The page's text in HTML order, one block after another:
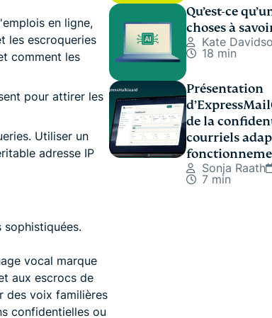
en ligne,
les escroqueries
comment les
pour attirer les
Utiliser un
adresse IP
sophistiquées.
vocal marque
aux escrocs de
des voix familières
confidentielles ou
Qu’est-ce
choses à
Kate
18 min
Présentation
de la
courriels
Sonja Raath
7 min